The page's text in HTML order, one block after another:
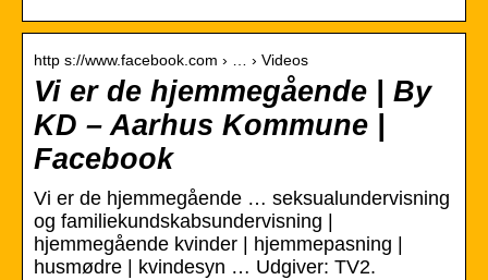
http s://www.facebook.com › … › Videos
Vi er de hjemmegående | By
KD – Aarhus Kommune |
Facebook
Vi er de hjemmegående … seksualundervisning
og familiekundskabsundervisning |
hjemmegående kvinder | hjemmepasning |
husmødre | kvindesyn … Udgiver: TV2.